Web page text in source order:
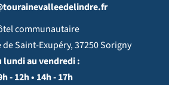
communautaire
Saint-Exupéry, 37250 Sorigny
lundi au vendredi :
- 12h • 14h - 17h